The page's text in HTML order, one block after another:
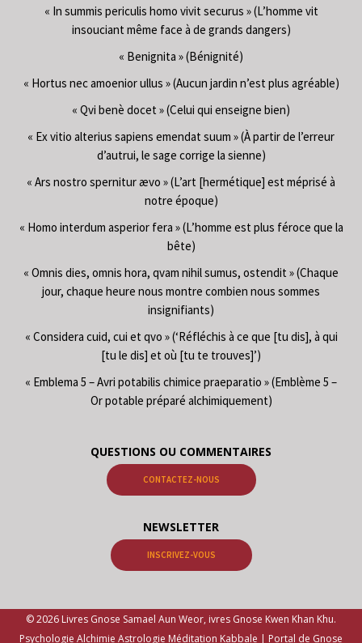
« In summis periculis homo vivit securus » (L’homme vit
insouciant même face à de grands dangers)
« Benignita » (Bénignité)
« Hortus nec amoenior ullus » (Aucun jardin n’est plus agréable)
« Qvi benè docet » (Celui qui enseigne bien)
« Ex vitio alterius sapiens emendat suum » (À partir de l’erreur
d’autrui, le sage corrige la sienne)
« Ars nostro spernitur ævo » (L’art [hermétique] est méprisé à
notre époque)
« Homo interdum asperior fera » (L’homme est plus féroce que la
bête)
« Omnis dies, omnis hora, qvam nihil sumus, ostendit » (Chaque
jour, chaque heure nous montre combien nous sommes
insignifiants)
« Considera cuid, cui et qvo » (‘Réfléchis à ce que [tu dis], à qui
[tu le dis] et où [tu te trouves]’)
« Emblema 5 – Avri potabilis chimice praeparatio » (Emblème 5 –
Or potable préparé alchimiquement)
QUESTIONS OU COMMENTAIRES
CONTACTEZ-NOUS
NEWSLETTER
INSCRIVEZ-VOUS
© 2026 Livres Gnose Samael Aun Weor, ivres Gnose Kwen Khan Khu.
Psychologie Alchimie Astrologie Méditation Kabbale | Portal de Gnose